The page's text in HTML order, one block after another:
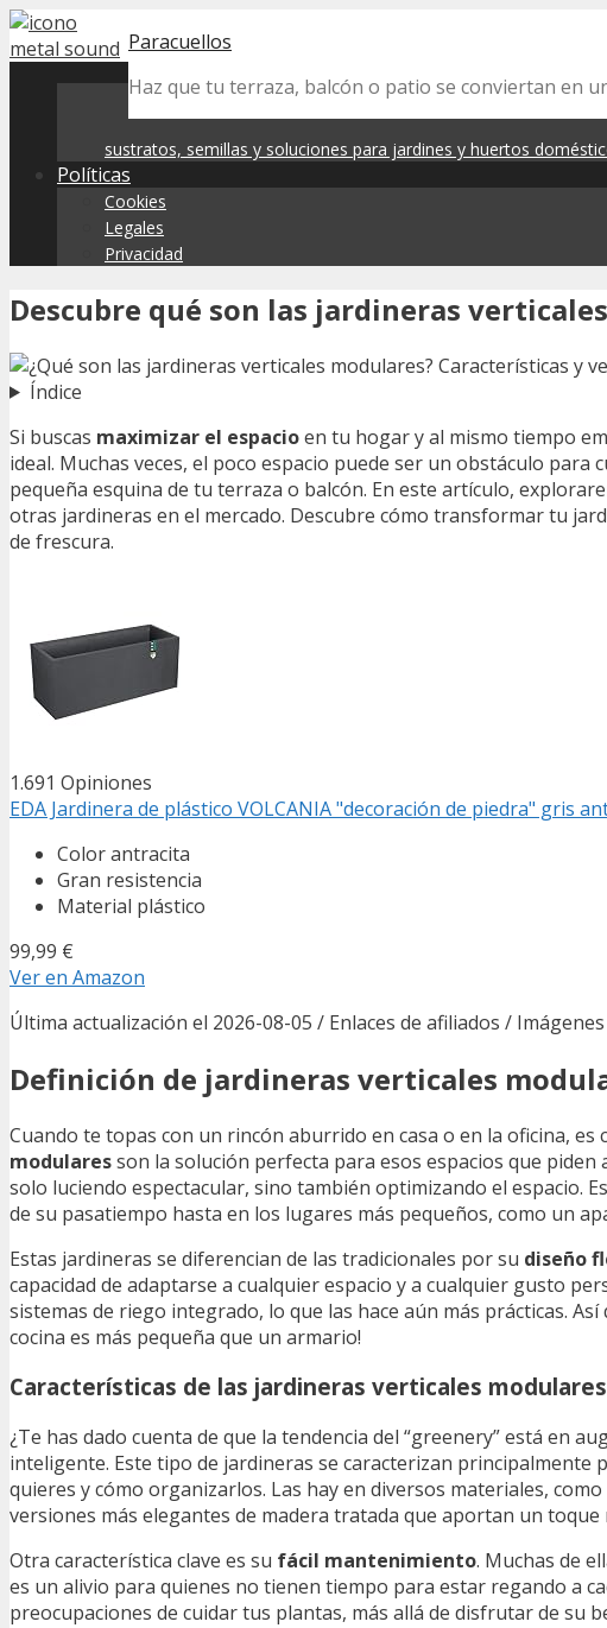
Skip
to
Paracuellos
Haz que tu terraza, balcón o patio se conviertan en
sustratos, semillas y soluciones para jardines y huertos
Políticas
Cookies
Legales
Privacidad
Descubre qué son las jardineras
Índice
Si buscas maximizar el espacioen tu hogar y al mismo tiempo
ideal. Muchas veces, el poco espacio puede ser un obstáculo
pequeña esquina de tu terraza o balcón. En este artículo,
otras jardineras en el mercado. Descubre cómo transformar tu
de frescura.
1.691 Opiniones
EDA Jardinera de plástico VOLCANIA "decoración de piedra" gris
Color antracita
Gran resistencia
Material plástico
99,99 €
Ver en Amazon
Última actualización el 2026-08-05 / Enlaces de afiliados /
Definición de jardineras verticales
Cuando te topas con un rincón aburrido en casa o en la oficina,
modularesson la solución perfecta para esos espacios que
solo luciendo espectacular, sino también optimizando el espacio.
de su pasatiempo hasta en los lugares más pequeños, como un
Estas jardineras se diferencian de las tradicionales por su diseño
capacidad de adaptarse a cualquier espacio y a cualquier gusto
sistemas de riego integrado, lo que las hace aún más prácticas.
cocina es más pequeña que un armario!
Características de las jardineras verticales modulares
¿Te has dado cuenta de que la tendencia del “greenery” está en
inteligente. Este tipo de jardineras se caracterizan principalmente
quieres y cómo organizarlos. Las hay en diversos materiales,
versiones más elegantes de madera tratada que aportan un toque
Otra característica clave es su fácil mantenimiento. Muchas de
es un alivio para quienes no tienen tiempo para estar regando a
preocupaciones de cuidar tus plantas, más allá de disfrutar de su